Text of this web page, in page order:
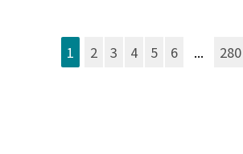
1 2 3 4 5 6 ... 280